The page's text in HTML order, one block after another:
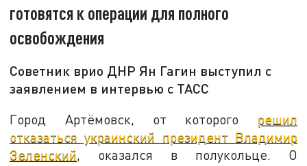
готовятся к операции для полного
освобождения
Советник врио ДНР Ян Гагин выступил с
заявлением в интервью с ТАСС
Город Артёмовск, от которого решил
отказаться украинский президент Владимир
Зеленский, оказался в полукольце. О